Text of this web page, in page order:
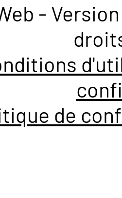
-
de